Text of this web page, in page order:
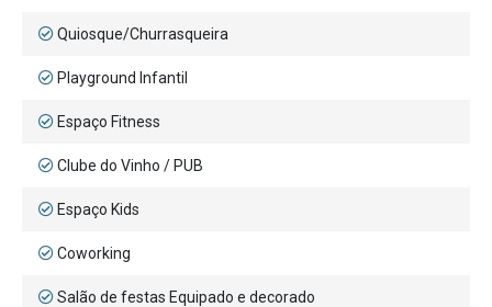
Quiosque/Churrasqueira
Playground Infantil
Espaço Fitness
Clube do Vinho / PUB
Espaço Kids
Coworking
Salão de festas Equipado e decorado